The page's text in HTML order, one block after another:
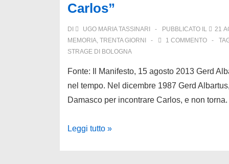
Carlos”
DI UGO MARIA TASSINARI PUBBLICATO IL 21
MEMORIA, TRENTA GIORNI 1 COMMENTO
STRAGE DI BOLOGNA
Fonte: Il Manifesto, 15 agosto 2013 Gerd
nel tempo. Nel dicembre 1987 Gerd
Damasco per incontrare Carlos, e non
Thomas
Leggi tutto »